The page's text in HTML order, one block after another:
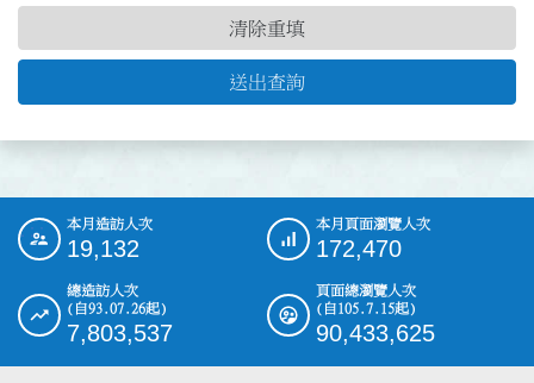
送出查詢
清除重填
::: 本月造訪人次
19,132
本月頁面瀏覽人次
172,470
總造訪人次
(自93.07.26起)
7,803,537
頁面總瀏覽人次
(自105.7.15起)
90,433,625